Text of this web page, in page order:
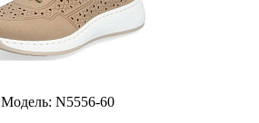
Модель: N5556-60